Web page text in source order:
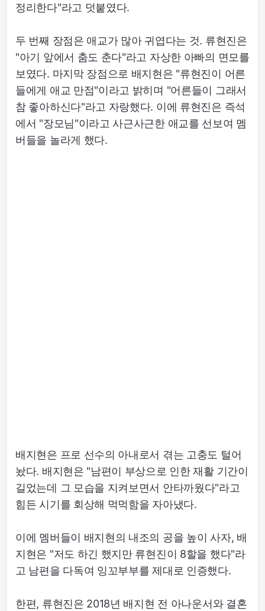
정리한다"라고 덧붙였다.
두 번째 장점은 애교가 많아 귀엽다는 것. 류현진은
"아기 앞에서 춤도 춘다"라고 자상한 아빠의 면모를
보였다. 마지막 장점으로 배지현은 "류현진이 어른
들에게 애교 만점"이라고 밝히며 "어른들이 그래서
참 좋아하신다"라고 자랑했다. 이에 류현진은 즉석
에서 "장모님"이라고 사근사근한 애교를 선보여 멤
버들을 놀라게 했다.
배지현은 프로 선수의 아내로서 겪는 고충도 털어
놨다. 배지현은 "남편이 부상으로 인한 재활 기간이
길었는데 그 모습을 지켜보면서 안타까웠다"라고
힘든 시기를 회상해 먹먹함을 자아냈다.
이에 멤버들이 배지현의 내조의 공을 높이 사자, 배
지현은 "저도 하긴 했지만 류현진이 8할을 했다"라
고 남편을 다독여 잉꼬부부를 제대로 인증했다.
한편, 류현진은 2018년 배지현 전 아나운서와 결혼